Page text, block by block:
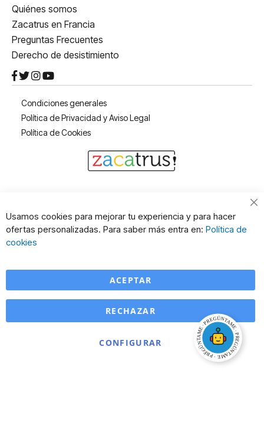
Quiénes somos
Zacatrus en Francia
Preguntas Frecuentes
Derecho de desistimiento
Condiciones generales
Política de Privacidad y Aviso Legal
Política de Cookies
Usamos cookies para mejorar tu experiencia y para hacer
ofertas personalizadas. Para saber más entra en: Política de
cookies
ACEPTAR
CONFIGURAR
RECHAZAR